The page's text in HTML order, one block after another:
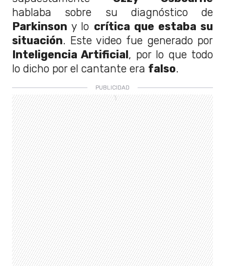
hablaba sobre su diagnóstico de
Parkinson y lo crítica que estaba su
situación. Este video fue generado por
Inteligencia Artificial, por lo que todo
lo dicho por el cantante era falso.